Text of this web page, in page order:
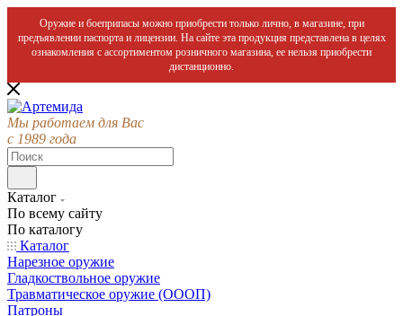
Оружие и боеприпасы можно приобрести только лично, в магазине, при
предъявлении паспорта и лицензии. На сайте эта продукция представлена в целях
ознакомления с ассортиментом розничного магазина, ее нельзя приобрести
дистанционно.
Мы работаем для Вас
с 1989 года
Каталог
По всему сайту
По каталогу
Каталог
Нарезное оружие
Гладкоствольное оружие
Травматическое оружие (ОООП)
Патроны